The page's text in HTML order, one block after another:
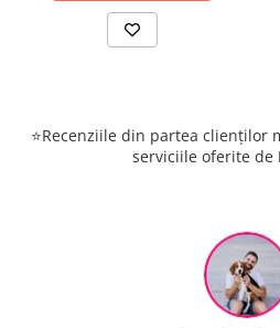
⭐Recenziile din partea
serviciile oferite de